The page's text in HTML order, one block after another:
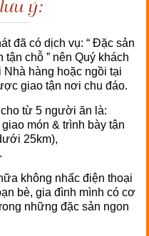
ý:
đã có dịch vụ: “ Đặc sản
chỗ ” nên Quý khách
hàng hoặc ngồi tại
giao tận nơi chu đáo.
từ 5 người ăn là:
món & trình bày tận
25km),
không nhấc điện thoại
bè, gia đình mình có cơ
những đặc sản ngon